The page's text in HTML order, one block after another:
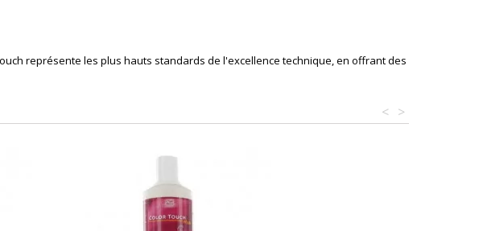
représente les plus hauts standards de l'excellence technique, en offrant des
>
<